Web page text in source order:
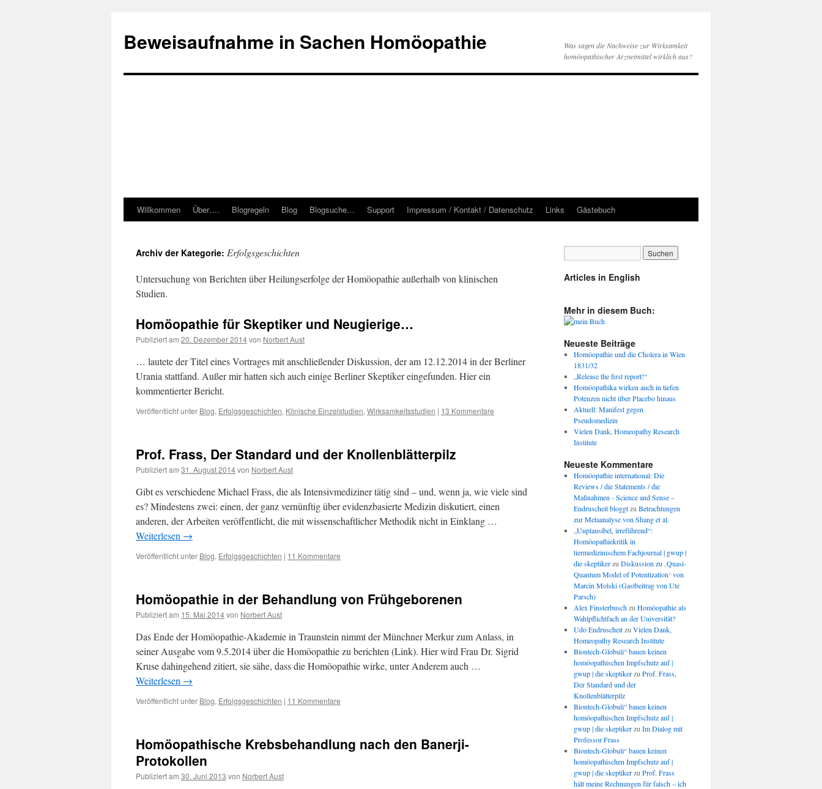
Beweisaufnahme in Sachen Homöopathie
Was sagen die Nachweise zur Wirksamkeit
homöopathischer Arzneimittel wirklich aus?
Springe
Inhalt
Willkommen Über…. Blogregeln Blog Blogsuche… Support Impressum / Kontakt / Datenschutz Links Gästebuch
Archiv der Kategorie: Erfolgsgeschichten
Untersuchung von Berichten über Heilungserfolge der Homöopathie außerhalb von klinischen
Studien.
Homöopathie für Skeptiker und Neugierige…
Publiziert am 20. Dezember 2014von Norbert Aust
… lautete der Titel eines Vortrages mit anschließender Diskussion, der am 12.12.2014 in der Berliner
Urania stattfand. Außer mir hatten sich auch einige Berliner Skeptiker eingefunden. Hier ein
kommentierter Bericht.
Veröffentlicht unter Blog, Erfolgsgeschichten, Klinische Einzelstudien, Wirksamkeitsstudien | 13 Kommentare
Prof. Frass, Der Standard und der Knollenblätterpilz
Publiziert am 31. August 2014von Norbert Aust
Gibt es verschiedene Michael Frass, die als Intensivmediziner tätig sind – und, wenn ja, wie viele sind
es? Mindestens zwei: einen, der ganz vernünftig über evidenzbasierte Medizin diskutiert, einen
anderen, der Arbeiten veröffentlicht, die mit wissenschaftlicher Methodik nicht in Einklang …
Weiterlesen →
Veröffentlicht unter Blog, Erfolgsgeschichten | 11 Kommentare
Homöopathie in der Behandlung von Frühgeborenen
Publiziert am 15. Mai 2014von Norbert Aust
Das Ende der Homöopathie-Akademie in Traunstein nimmt der Münchner Merkur zum Anlass, in
seiner Ausgabe vom 9.5.2014 über die Homöopathie zu berichten (Link). Hier wird Frau Dr. Sigrid
Kruse dahingehend zitiert, sie sähe, dass die Homöopathie wirke, unter Anderem auch …
Weiterlesen →
Veröffentlicht unter Blog, Erfolgsgeschichten | 11 Kommentare
Homöopathische Krebsbehandlung nach den Banerji-
Protokollen
Publiziert am 30. Juni 2013 von Norbert Aust
Articles in English
Mehr in diesem Buch:
Neueste Beiträge
Homöopathie und die Cholera in Wien
1831/32
„Release the first report!“
Homöopathika wirken auch in tiefen
Potenzen nicht über Placebo hinaus
Aktuell: Manifest gegen
Pseudomedizin
Vielen Dank, Homeopathy Research
Institute
Neueste Kommentare
Homöopathie international: Die
Reviews / die Statements / die
Maßnahmen - Science and Sense –
Endruscheit bloggtzu Betrachtungen
zur Metaanalyse von Shang et al.
„Unplausibel, irreführend“:
Homöopathiekritik in
tiermedizinischem Fachjournal | gwup |
die skeptikerzu Diskussion zu ‚Quasi-
Quantum Model of Potentization‘ von
Marcin Molski (Gastbeitrag von Ute
Parsch)
Alex Finsterbuschzu Homöopathie als
Wahlpflichtfach an der Universität?
Udo Endruscheitzu Vielen Dank,
Homeopathy Research Institute
Biontech-Globuli“ bauen keinen
homöopathischen Impfschutz auf |
gwup | die skeptikerzu Prof. Frass,
Der Standard und der
Knollenblätterpilz
Biontech-Globuli“ bauen keinen
homöopathischen Impfschutz auf |
gwup | die skeptikerzu Im Dialog mit
Professor Frass
Biontech-Globuli“ bauen keinen
homöopathischen Impfschutz auf |
gwup | die skeptikerzu Prof. Frass
hält meine Rechnungen für falsch – ich